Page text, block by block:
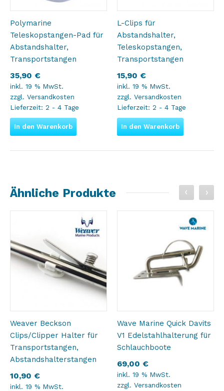
Polymarine
Teleskopstangen-Pad für
Abstandshalter,
Transportstangen
35,90 €
inkl. 19 % MwSt.
zzgl. Versandkosten
Lieferzeit: 2 - 4 Tage
In den Warenkorb
L-Clips für
Abstandshalter,
Teleskopstangen,
Transportstangen
15,90 €
inkl. 19 % MwSt.
zzgl. Versandkosten
Lieferzeit: 2 - 4 Tage
In den Warenkorb
Ähnliche Produkte
Weaver Beckson
Clips/Clipper Halter für
Transportstangen,
Abstandshalterstangen
10,90 €
inkl. 19 % MwSt.
Wave Marine Quick Davits
V1 Edelstahlhalterung für
Schlauchboote
69,00 €
inkl. 19 % MwSt.
zzgl. Versandkosten